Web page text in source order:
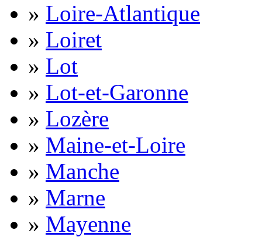
» Loire-Atlantique
» Loiret
» Lot
» Lot-et-Garonne
» Lozère
» Maine-et-Loire
» Manche
» Marne
» Mayenne